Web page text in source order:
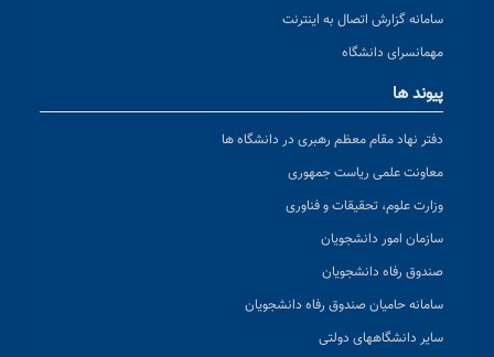
سامانه گزارش اتصال به اینترنت
مهمانسرای دانشگاه
پیوند ها
دفتر نهاد مقام معظم رهبری در دانشگاه ها
معاونت علمی ریاست جمهوری
وزارت علوم، تحقیقات و فناوری
سازمان امور دانشجویان
صندوق رفاه دانشجویان
سامانه حامیان صندوق رفاه دانشجویان
سایر دانشگاههای دولتی